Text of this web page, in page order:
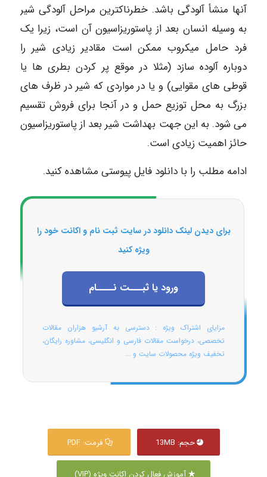
آنها منشأ آلودگی باشد. خطرناکترین مراحل آلودگی شیر
به وسیله انسان بعد از پاستوریزاسیون آن است، زیرا یک
فرد حامل میکروب ممکن است مقادیر زیادی شیر را
دوباره آلوده سازد (مثلا در موقع پر کردن بطری ها یا
قوطی های مقوایی) و یا در مواردی که شیر در ظرف های
بزرگ به محل توزیع حمل و در آنجا برای فروش تقسیم
می شود. به این جهت بهداشت شیر بعد از پاستوریزاسیون
حائز اهمیت زیادی است.
ادامه مطلب را با دانلود فایل پیوستی مشاهده کنید.
برای دیدن لینک دانلود در سایت ثبت نام و اکانت خود را
ویژه کنید
ورود یا ثبـــت نــــام
مزایای اشتراک ویژه : دسترسی به آرشیو هزاران مقالات
تخصصی، درخواست مقالات فارسی و انگلیسی، مشاوره رایگان،
تخفیف ویژه محصولات سایت و ...
حجم: 13MB فرمت: PDF
آموزش فعال کردن اکانت ویژه (VIP)